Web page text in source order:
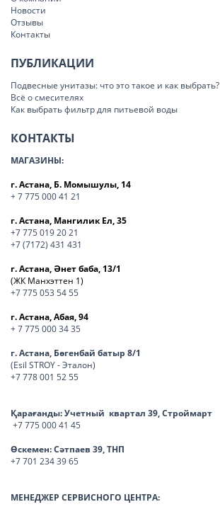
Новости
Отзывы
Контакты
ПУБЛИКАЦИИ
Подвесные унитазы: что это такое и как выбрать?
Всё о смесителях
Как выбрать фильтр для питьевой воды
КОНТАКТЫ
МАГАЗИНЫ:
г. Астана, Б. Момышулы, 14
+ 7 775 000 41 21
г. Астана, Мангилик Ел, 35
+7 775 019 20 21
+7 (7172) 431 431
г. Астана, Әнет баба, 13/1
(ЖК Манхэттен 1)
+7 775 053 54 55
г. Астана, Абая, 94
+ 7 775 000 34 35
г. Астана, Бөгенбай батыр 8/1
(Esil STROY - Эталон)
+7 778 001 52 55
Қарағанды:Учетный квартал 39, Строймарт
+7 775 000 41 45
Өскемен:Сәтпаев 39, ТНП
+7 701 234 39 65
МЕНЕДЖЕР СЕРВИСНОГО ЦЕНТРА: